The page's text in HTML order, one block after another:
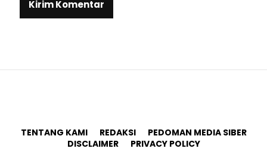
TENTANG KAMI REDAKSI
PEDOMAN MEDIA SIBER
DISCLAIMER
PRIVACY POLICY